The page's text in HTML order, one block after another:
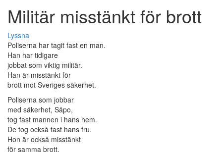
Militär misstänkt för brott
Lyssna
Poliserna har tagit fast en man.
Han har tidigare
jobbat som viktig militär.
Han är misstänkt för
brott mot Sveriges säkerhet.
Poliserna som jobbar
med säkerhet, Säpo,
tog fast mannen i hans hem.
De tog också fast hans fru.
Hon är också misstänkt
för samma brott.